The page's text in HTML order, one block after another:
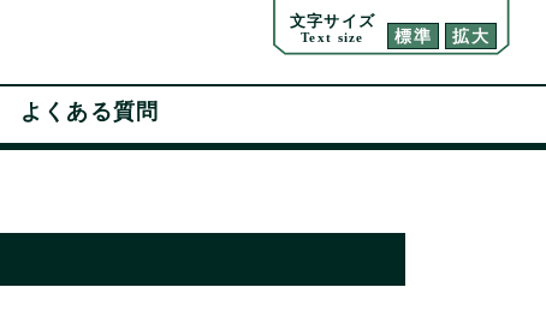
文字サイズ
Text size 標準 拡大
よくある質問